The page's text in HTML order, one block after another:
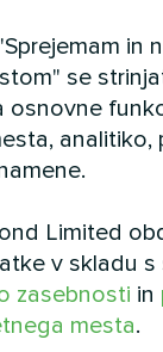
in
se
osnovne
analitiko,
Limited
v skladu s
zasebnosti in
mesta.